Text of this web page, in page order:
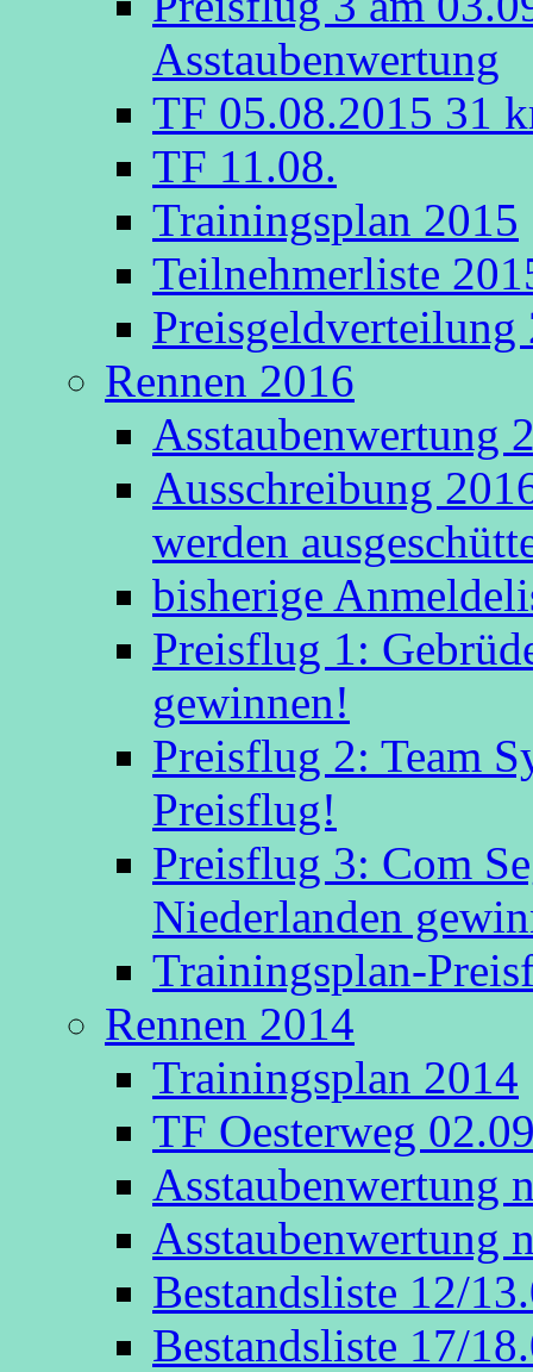
Asstaubenwertung
TF 05.08.2015 31
TF 11.08.
Trainingsplan 2015
Teilnehmerliste
Preisgeldverteilung
Rennen 2016
Asstaubenwertung
Ausschreibung
werden
bisherige
Preisflug 1:
gewinnen!
Preisflug 2: Team
Preisflug!
Preisflug 3: Com
Niederlanden
Trainingsplan-
Rennen 2014
Trainingsplan 2014
TF Oesterweg
Asstaubenwertung
Asstaubenwertung
Bestandsliste 12/
Bestandsliste 17/